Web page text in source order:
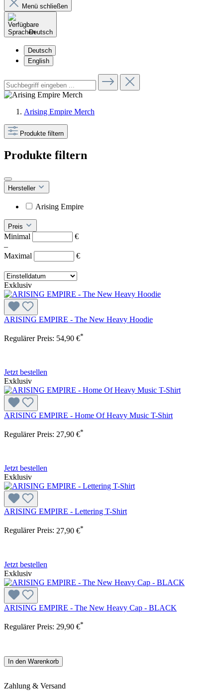
Menü schließen
Deutsch
Deutsch
English
Arising Empire Merch
Produkte filtern
Produkte filtern
Hersteller
Arising Empire
Preis
Minimal
€
–
Maximal
€
Exklusiv
ARISING EMPIRE - The New Heavy Hoodie
Regulärer Preis: 54,90 €*
Jetzt bestellen
Exklusiv
ARISING EMPIRE - Home Of Heavy Music T-Shirt
Regulärer Preis: 27,90 €*
Jetzt bestellen
Exklusiv
ARISING EMPIRE - Lettering T-Shirt
Regulärer Preis: 27,90 €*
Jetzt bestellen
Exklusiv
ARISING EMPIRE - The New Heavy Cap - BLACK
Regulärer Preis: 29,90 €*
In den Warenkorb
Zahlung & Versand